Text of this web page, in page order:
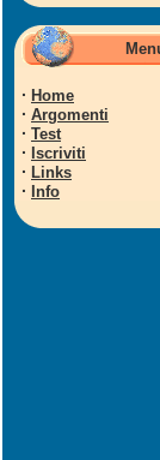
· Home
· Argomenti
· Test
· Iscriviti
· Links
· Info